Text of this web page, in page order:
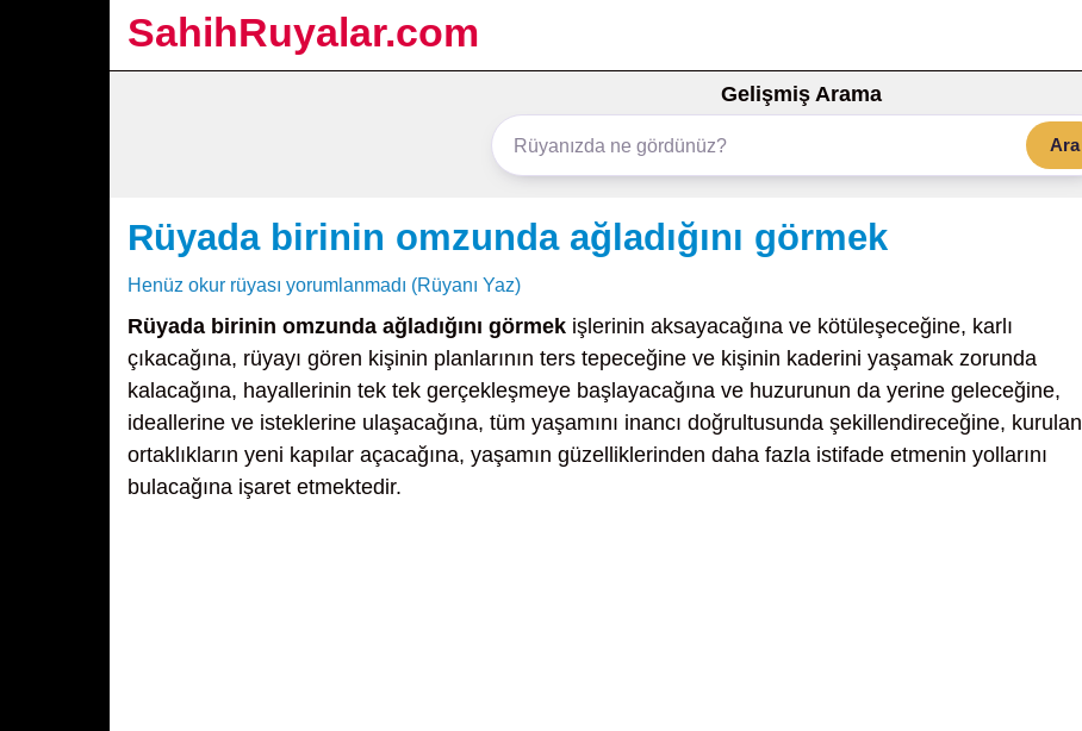
SahihRuyalar.com
Gelişmiş Arama
Ara
Rüyada birinin omzunda ağladığını görmek
Henüz okur rüyası yorumlanmadı (Rüyanı Yaz)
Rüyada birinin omzunda ağladığını görmek işlerinin aksayacağına ve kötüleşeceğine, karlı
çıkacağına, rüyayı gören kişinin planlarının ters tepeceğine ve kişinin kaderini yaşamak zorunda
kalacağına, hayallerinin tek tek gerçekleşmeye başlayacağına ve huzurunun da yerine geleceğine,
ideallerine ve isteklerine ulaşacağına, tüm yaşamını inancı doğrultusunda şekillendireceğine, kurulan
ortaklıkların yeni kapılar açacağına, yaşamın güzelliklerinden daha fazla istifade etmenin yollarını
bulacağına işaret etmektedir.